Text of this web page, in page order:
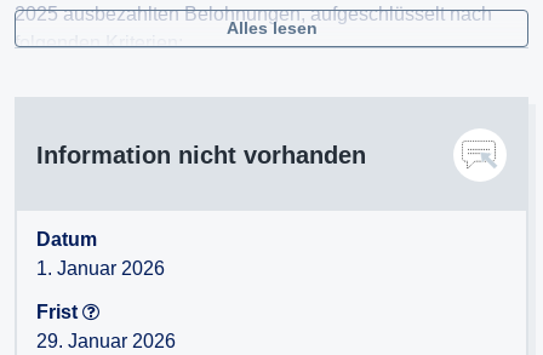
2025 ausbezahlten Belohnungen, aufgeschlüsselt nach
folgenden Kriterien:
-Direktion
-Abteilungen
-Erstaufnahmestellen
-nach Monaten (je Kalenderjahr)
-Gesamtbetrag der ausbezahlten Belohnungen (in Euro)
Alles lesen
Information nicht vorhanden
Datum
1. Januar 2026
Frist
29. Januar 2026